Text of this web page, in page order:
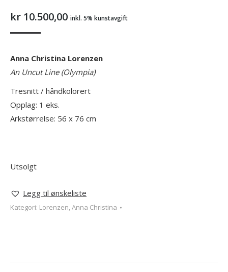
kr 10.500,00 inkl. 5% kunstavgift
Anna Christina Lorenzen
An Uncut Line (Olympia)
Tresnitt / håndkolorert
Opplag: 1 eks.
Arkstørrelse: 56 x 76 cm
Utsolgt
Legg til ønskeliste
Kategori: Lorenzen, Anna Christina